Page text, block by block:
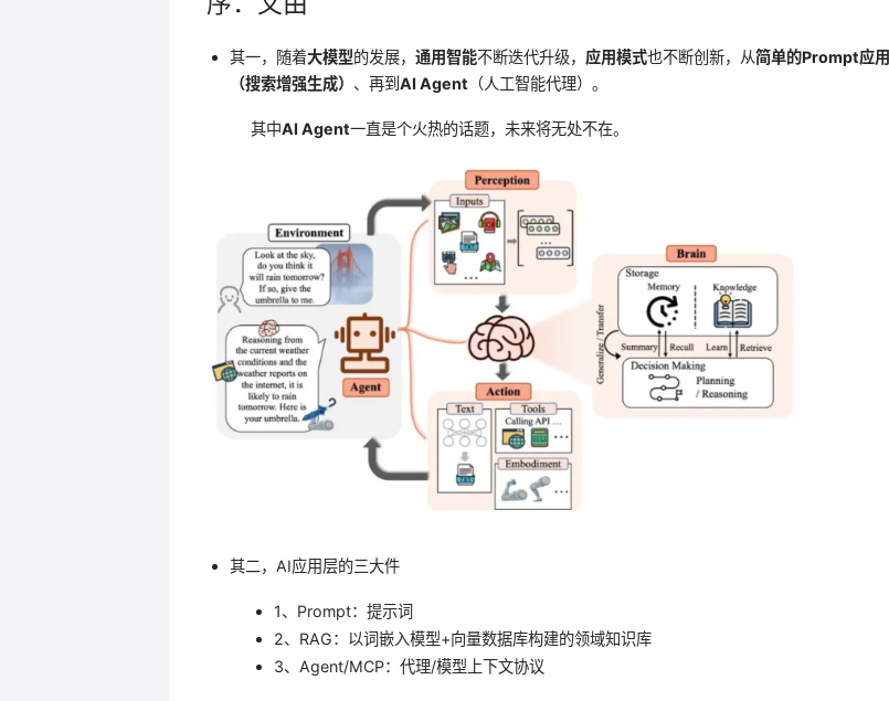
其一，随着大模型的发展，通用智能不断迭代升级， 应用模式也不断创新，从简单的Prompt应用
（搜索增强生成） 、再到AI Agent （人工智能代理）。
其中AI Agent一直是个火热的话题，未来将无处不在。
其二，AI应用层的三大件
1、Prompt：提示词
2、RAG：以词嵌入模型+向量数据库构建的领域知识库
3、Agent/MCP：代理/模型上下文协议